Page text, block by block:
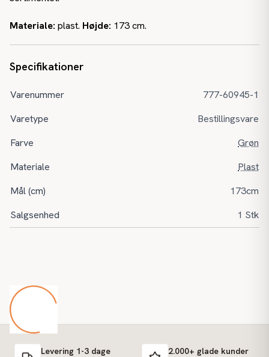
Materiale: plast. Højde: 173 cm.
Specifikationer
Varenummer
777-60945-1
Varetype
Bestillingsvare
Farve
Grøn
Materiale
Plast
Mål (cm)
173cm
Salgsenhed
1 Stk
Levering 1-3 dage 2.000+ glade kunder